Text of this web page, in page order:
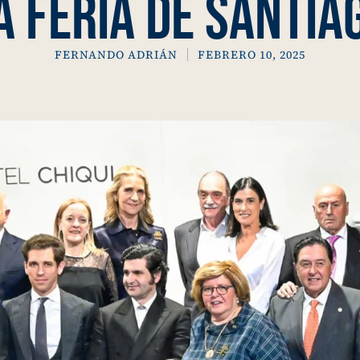
Feria de
FERNANDO ADRIÁN FEBRERO 10, 2025